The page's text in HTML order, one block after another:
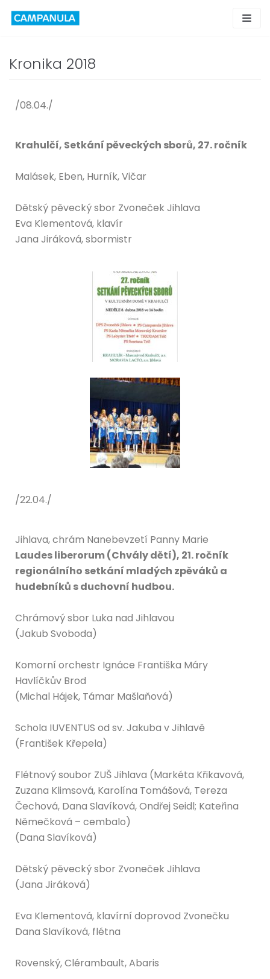
Skip
to
Kronika 2018
/08.04./
Krahulčí, Setkání pěveckých sborů, 27. ročník
Malásek, Eben, Hurník, Vičar
Dětský pěvecký sbor Zvoneček Jihlava
Eva Klementová, klavír
Jana Jiráková, sbormistr
/22.04./
Jihlava, chrám Nanebevzetí Panny Marie
Laudes liberorum (Chvály dětí), 21. ročník
regionálního setkání mladých zpěváků a
hudebníků s duchovní hudbou.
Chrámový sbor Luka nad Jihlavou
(Jakub Svoboda)
Komorní orchestr Ignáce Františka Máry
Havlíčkův Brod
(Michal Hájek, Támar Mašlaňová)
Schola IUVENTUS od sv. Jakuba v Jihlavě
(František Křepela)
Flétnový soubor ZUŠ Jihlava (Markéta Křikavová,
Zuzana Klimsová, Karolína Tomášová, Tereza
Čechová, Dana Slavíková, Ondřej Seidl; Kateřina
Němečková – cembalo)
(Dana Slavíková)
Dětský pěvecký sbor Zvoneček Jihlava
(Jana Jiráková)
Eva Klementová, klavírní doprovod Zvonečku
Dana Slavíková, flétna
Rovenský, Clérambault, Abaris